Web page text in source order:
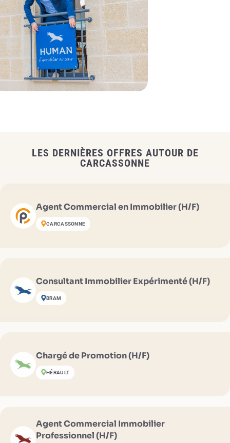
LES DERNIÈRES OFFRES AUTOUR DE
CARCASSONNE
Agent Commercial en Immobilier (H/F)
CARCASSONNE
Consultant Immobilier Expérimenté (H/F)
BRAM
Chargé de Promotion (H/F)
HÉRAULT
Agent Commercial Immobilier
Professionnel (H/F)